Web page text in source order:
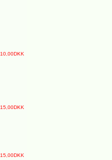
10,00DKK
15,00DKK
15,00DKK